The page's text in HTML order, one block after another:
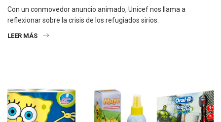
Con un conmovedor anuncio animado, Unicef nos llama a
reflexionar sobre la crisis de los refugiados sirios.
LEER MÁS